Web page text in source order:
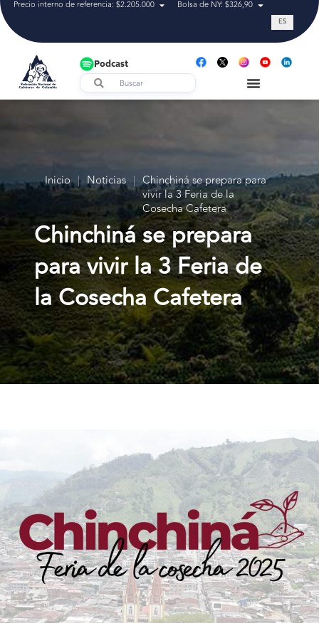
Precio interno de referencia: $2.205.000 Bolsa de NY: $326,90 Tasa de
ES
Podcast
Inicio | Noticias | Chinchiná se prepara para
vivir la 3 Feria de la
Cosecha Cafetera
Chinchiná se prepara
para vivir la 3 Feria de
la Cosecha Cafetera